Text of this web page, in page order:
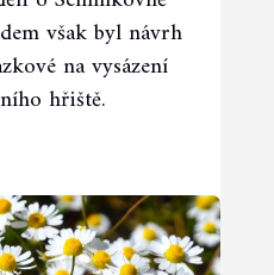
však byl návrh
na vysázení
hřiště.